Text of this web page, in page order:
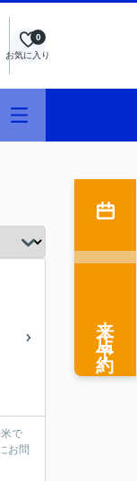
お気に入り
0
で
お問
来店予約